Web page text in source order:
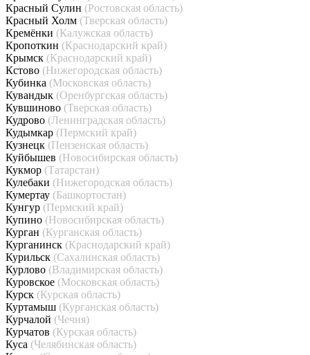
Красный Сулин (Ростовская область)
Красный Холм (Тверская область)
Кремёнки (Калужская область)
Кропоткин (Краснодарский край)
Крымск (Краснодарский край)
Кстово (Нижегородская область)
Кубинка (Московская область)
Кувандык (Оренбургская область)
Кувшиново (Тверская область)
Кудрово (Ленинградская область)
Кудымкар (Пермский край)
Кузнецк (Пензенская область)
Куйбышев (Новосибирская область)
Кукмор (Татарстан)
Кулебаки (Нижегородская область)
Кумертау (Башкортостан)
Кунгур (Пермский край)
Купино (Новосибирская область)
Курган (Курганская область)
Курганинск (Краснодарский край)
Курильск (Сахалинская область)
Курлово (Владимирская область)
Куровское (Московская область)
Курск (Курская область)
Куртамыш (Курганская область)
Курчалой (Чечня)
Курчатов (Курская область)
Куса (Челябинская область)